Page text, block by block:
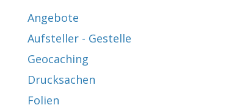
Angebote
Aufsteller - Gestelle
Geocaching
Drucksachen
Folien